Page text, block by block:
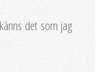
det som jag